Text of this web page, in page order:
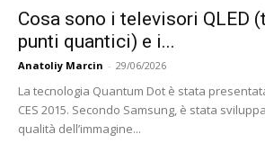
Cosa sono i televisori QLED
punti quantici) e i...
Anatoliy Marcin - 29/06/2026
La tecnologia Quantum Dot è stata
CES 2015. Secondo Samsung, è stata
qualità dell’immagine...